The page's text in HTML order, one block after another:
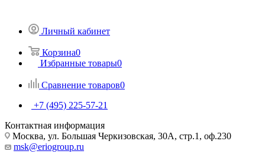
Личный кабинет
Корзина0
Избранные товары0
Сравнение товаров0
+7 (495) 225-57-21
Контактная информация
Москва, ул. Большая Черкизовская, 30А, стр.1, оф.230
msk@eriogroup.ru